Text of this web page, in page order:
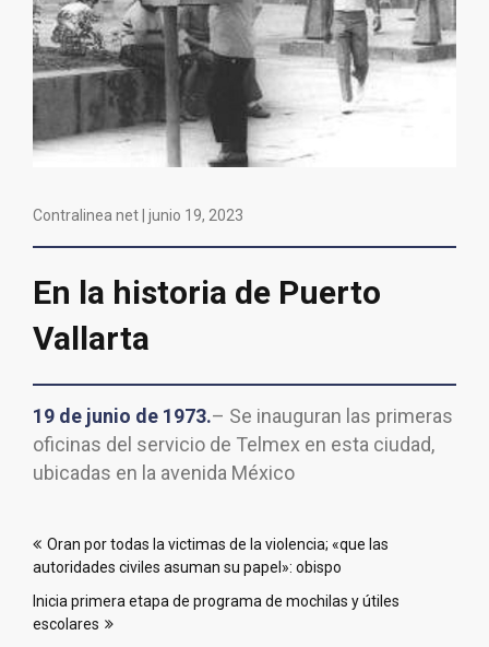
Contralinea net | junio 19, 2023
En la historia de Puerto
Vallarta
19 de junio de 1973.– Se inauguran las primeras
oficinas del servicio de Telmex en esta ciudad,
ubicadas en la avenida México
de
entradas
Oran por todas la victimas de la violencia; «que las
autoridades civiles asuman su papel»: obispo
Inicia primera etapa de programa de mochilas y útiles
escolares